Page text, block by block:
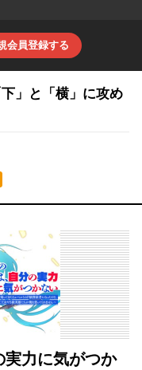
会員登録する
」と「横」に攻め
実力に気がつか